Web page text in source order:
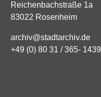
Reichenbachstraße 1a
83022 Rosenheim
archiv@stadtarchiv.de
+49 (0) 80 31 / 365- 1439